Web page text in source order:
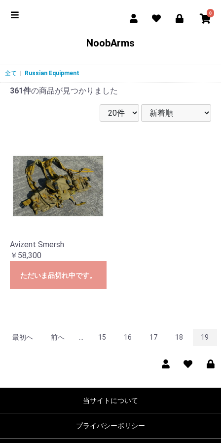
0
NoobArms
全て Russian Equipment
361件の商品が見つかりました
Avizent Smersh
￥58,300
ただいま品切れ中です。
最初へ 前へ 15 16 17 18 19
当サイトについて
プライバシーポリシー